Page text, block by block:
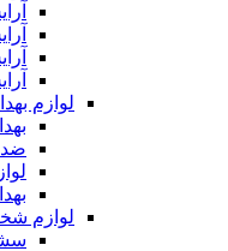
لوازم
ضد
لوازم